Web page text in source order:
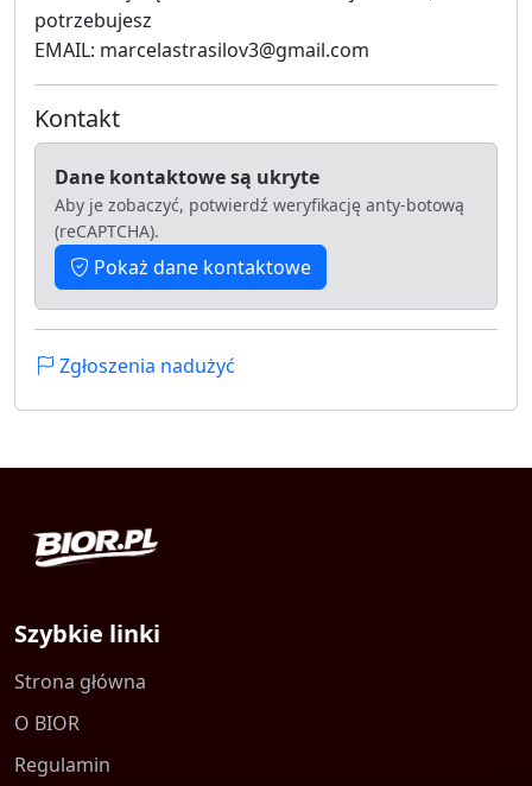
potrzebujesz
EMAIL: marcelastrasilov3@gmail.com
Kontakt
Dane kontaktowe są ukryte
Aby je zobaczyć, potwierdź weryfikację anty-botową
(reCAPTCHA).
Pokaż dane kontaktowe
Zgłoszenia nadużyć
Szybkie linki
Strona główna
O BIOR
Regulamin